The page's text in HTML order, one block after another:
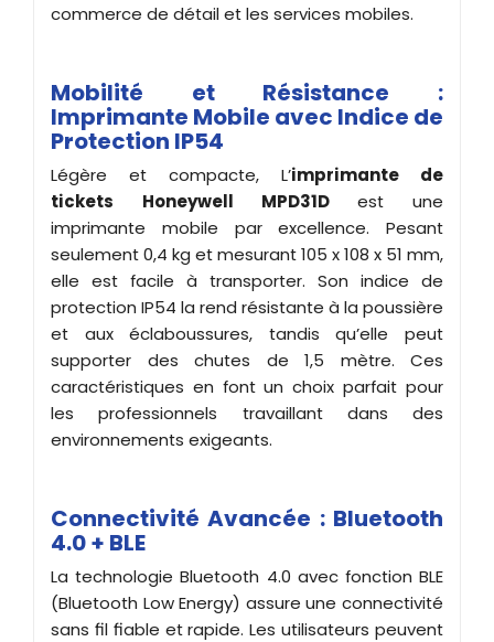
commerce de détail et les services mobiles.
Mobilité et Résistance :
Imprimante Mobile avec Indice de
Protection IP54
Légère et compacte, L’imprimante de
tickets
Honeywell MPD31Dest une
imprimante mobile par excellence. Pesant
seulement 0,4 kg et mesurant 105 x 108 x 51 mm,
elle est facile à transporter. Son indice de
protection IP54 la rend résistante à la poussière
et aux éclaboussures, tandis qu’elle peut
supporter des chutes de 1,5 mètre. Ces
caractéristiques en font un choix parfait pour
les professionnels travaillant dans des
environnements exigeants.
Connectivité Avancée : Bluetooth
4.0 + BLE
La technologie Bluetooth 4.0 avec fonction BLE
(Bluetooth Low Energy) assure une connectivité
sans fil fiable et rapide. Les utilisateurs peuvent